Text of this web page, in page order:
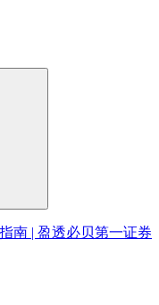
南 | 盈透必贝第一证券